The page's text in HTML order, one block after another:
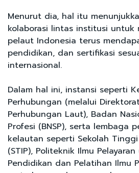
Menurut dia, hal itu
kolaborasi lintas institusi untuk
pelaut Indonesia terus
pendidikan, dan sertifikasi
internasional.
Dalam hal ini, instansi seperti
Perhubungan (melalui
Perhubungan Laut), Badan
Profesi (BNSP), serta lembaga
kelautan seperti Sekolah Tinggi
(STIP), Politeknik Ilmu
Pendidikan dan Pelatihan Ilmu